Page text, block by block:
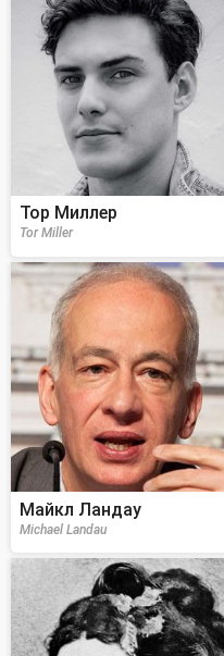
Тор Миллер
Tor Miller
Майкл Ландау
Michael Landau